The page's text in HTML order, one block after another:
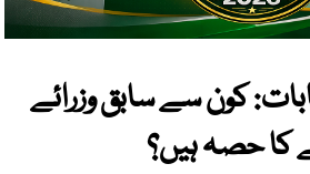
کون سے سابق وزرائے
کا حصہ ہیں؟